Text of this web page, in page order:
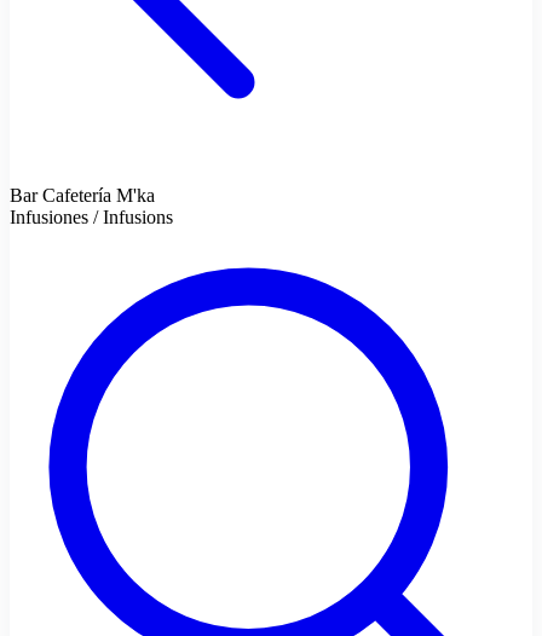
Bar Cafetería M'ka
Infusiones / Infusions